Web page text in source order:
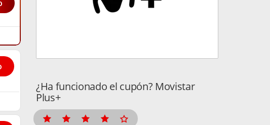
¿Ha funcionado el cupón? Movistar
Plus+